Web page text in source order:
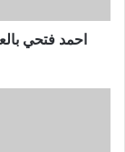
ر
احمد فتحي